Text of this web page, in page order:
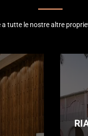
a tutte le nostre altre